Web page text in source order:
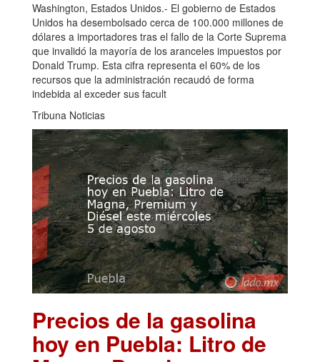
Washington, Estados Unidos.- El gobierno de Estados
Unidos ha desembolsado cerca de 100.000 millones de
dólares a importadores tras el fallo de la Corte Suprema
que invalidó la mayoría de los aranceles impuestos por
Donald Trump. Esta cifra representa el 60% de los
recursos que la administración recaudó de forma
indebida al exceder sus facult
Tribuna Noticias
Precios de la gasolina
hoy en Puebla: Litro de